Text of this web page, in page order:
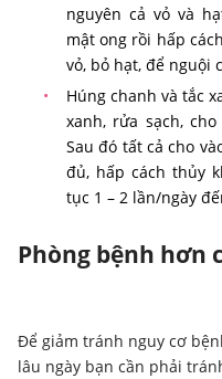
nguyên cả vỏ và
mật ong rồi hấp
vỏ, bỏ hạt, để nguội
Húng chanh và tắc
xanh, rửa sạch,
Sau đó tất cả cho
đủ, hấp cách thủy
tục 1 – 2 lần/ngày
Phòng bệnh hơn
Để giảm tránh nguy cơ
lâu ngày bạn cần phải